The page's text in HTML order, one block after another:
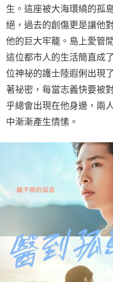
生。這座被大海環繞的孤
絕，過去的創傷更是讓他
他的巨大牢籠。島上愛管
這位都市人的生活簡直成
位神祕的護士陸遐俐出現
著祕密，每當志義快要被
乎總會出現在他身邊，兩
中漸漸產生情愫。